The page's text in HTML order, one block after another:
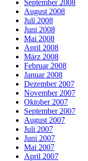
September 2008
August 2008
Juli 2008
Juni 2008
Mai 2008
April 2008
März 2008
Februar 2008
Januar 2008
Dezember 2007
November 2007
Oktober 2007
September 2007
August 2007
Juli 2007
Juni 2007
Mai 2007
April 2007